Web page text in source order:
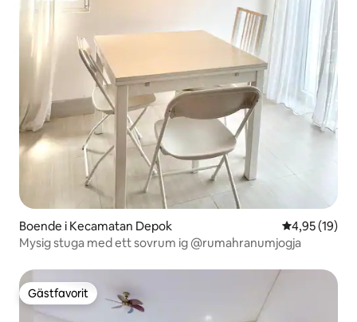
Boende i Kecamatan Depok 4,95 av 5 i
4,95 (19)
Mysig stuga med ett sovrum ig @rumahranumjogja
Gästfavorit
Gästfavorit